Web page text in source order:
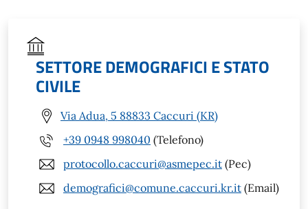
SETTORE DEMOGRAFICI E STATO
CIVILE
Via Adua, 5 88833 Caccuri (KR)
+39 0948 998040 (Telefono)
protocollo.caccuri@asmepec.it (Pec)
demografici@comune.caccuri.kr.it (Email)